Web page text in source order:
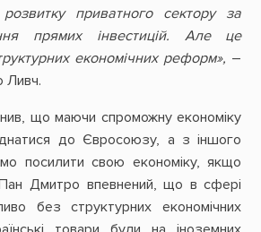
приватного сектору за
прямих інвестицій. Але це
економічних реформ», –
Ливч.
що маючи спроможну економіку
до Євросоюзу, а з іншого
посилити свою економіку, якщо
Дмитро впевнений, що в сфері
без структурних економічних